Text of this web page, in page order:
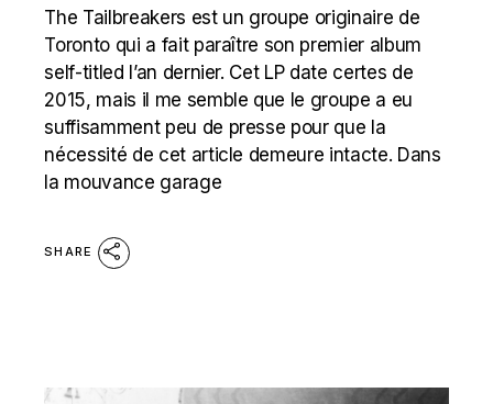
The Tailbreakers est un groupe originaire de
Toronto qui a fait paraître son premier album
self-titled l’an dernier. Cet LP date certes de
2015, mais il me semble que le groupe a eu
suffisamment peu de presse pour que la
nécessité de cet article demeure intacte. Dans
la mouvance garage
SHARE